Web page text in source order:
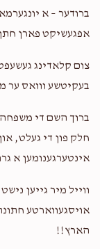
ברודער – א
אפגעשיקט פארן
צום קלאדינג
בעקיטשע ווואס ער
ברוך השם די משפחה
חלק פון די געלט,
אינטערגענומען א
ווייל מיר גייען
אויסגעווארטע
הארץ!!